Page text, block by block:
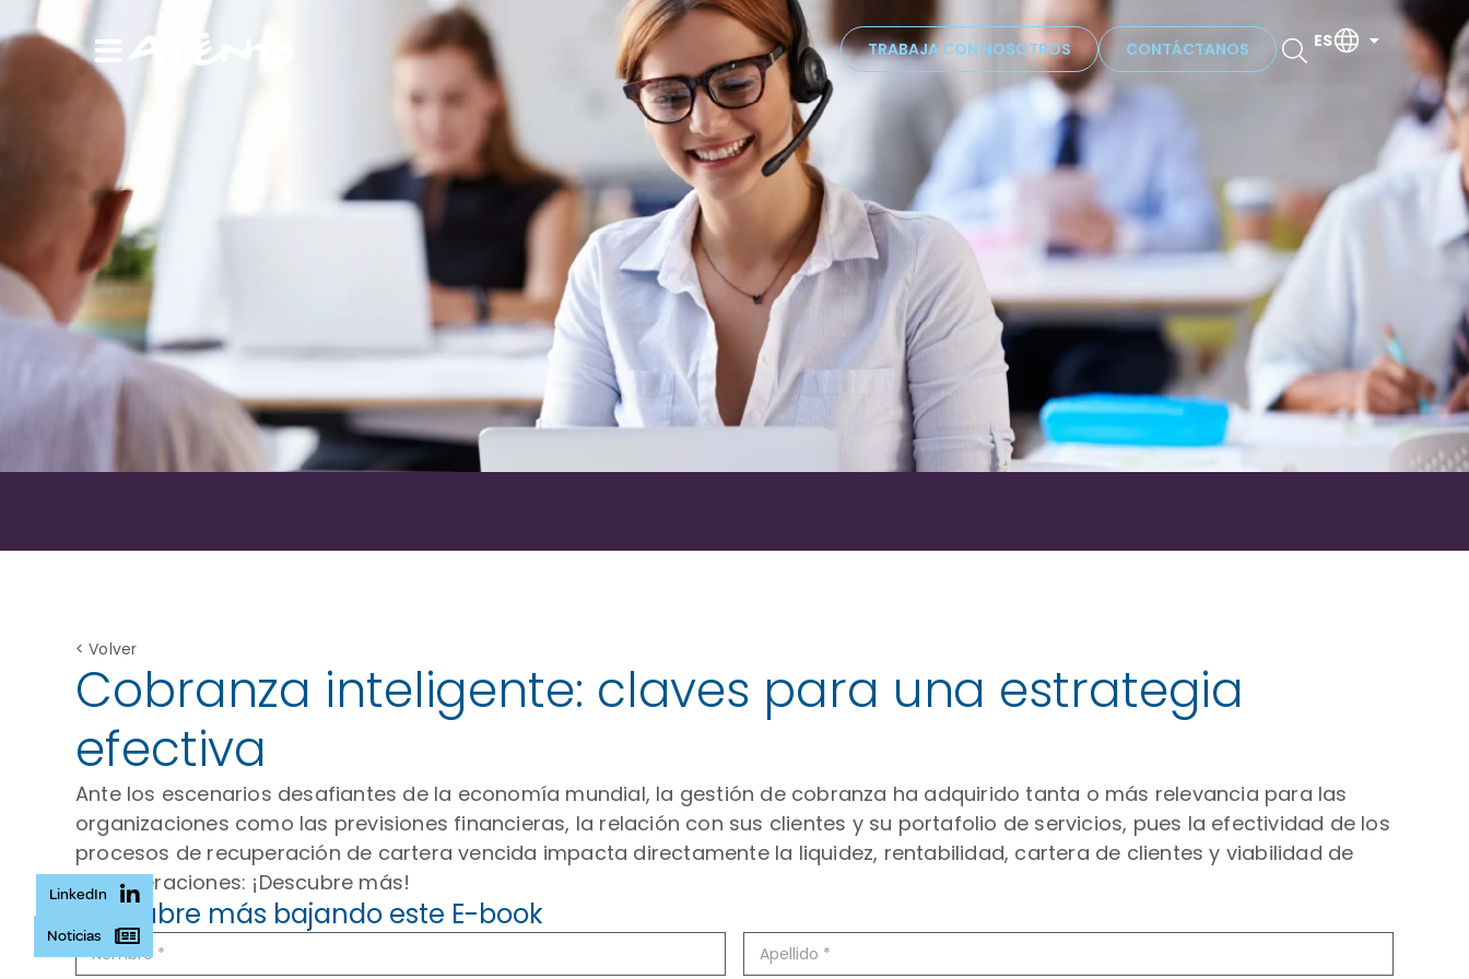
TRABAJA CON NOSOTROS CONTÁCTANOS ES
< Volver
Cobranza inteligente: claves para una estrategia
efectiva
Ante los escenarios desafiantes de la economía mundial, la gestión de cobranza ha adquirido tanta o más relevancia para las
organizaciones como las previsiones financieras, la relación con sus clientes y su portafolio de servicios, pues la efectividad de los
procesos de recuperación de cartera vencida impacta directamente la liquidez, rentabilidad, cartera de clientes y viabilidad de
sus operaciones: ¡Descubre más!
Descubre más bajando este E-book
LinkedIn
Noticias